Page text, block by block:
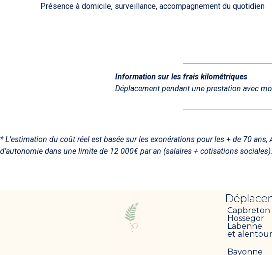
Présence à domicile, surveillance, accompagnement du quotidien
Information sur les frais kilométriques
Déplacement pendant une prestation avec
* L’estimation du coût réel est basée sur les exonérations pour les + de 70
d’autonomie dans une limite de 12 000€ par an (salaires + cotisations sociales).
Capbreton
Hossegor
Labenne
et
Bayonne